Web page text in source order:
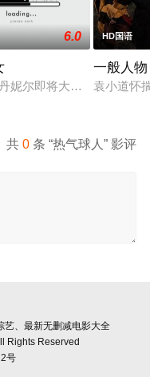
takes over his
6.0
妮尔即将大学毕业，却对
HD国语
一般人物
袁小道怀
共0 条 “热气球人” 影评
艺、最新无删减电影大全
Rights Reserved
号